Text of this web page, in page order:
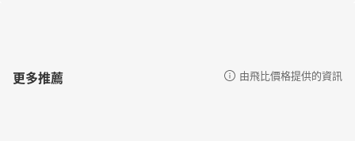
更多推薦 由飛比價格提供的資訊